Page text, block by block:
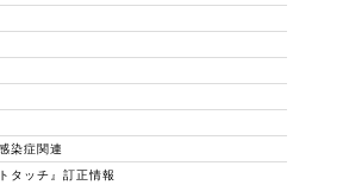
染症関連
タッチ』訂正情報